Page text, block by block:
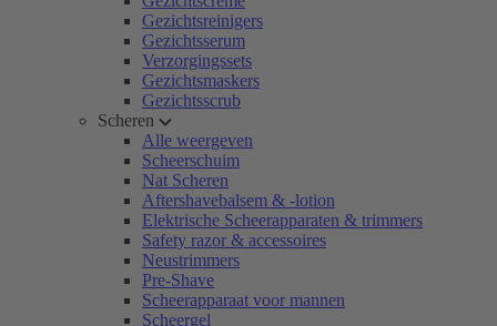
Gezichtsreinigers
Gezichtsserum
Verzorgingssets
Gezichtsmaskers
Gezichtsscrub
Scheren
Alle weergeven
Scheerschuim
Nat Scheren
Aftershavebalsem & -lotion
Elektrische Scheerapparaten & trimmers
Safety razor & accessoires
Neustrimmers
Pre-Shave
Scheerapparaat voor mannen
Scheergel